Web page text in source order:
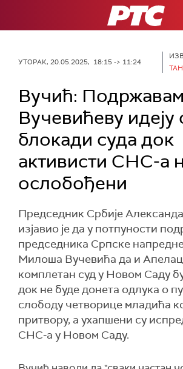
РТС
УТОРАК, 20.05.2025, 18:15 -> 11:24
Вучић: Подржавам
Вучевићеву идеју
блокади суда док
активисти СНС-а
ослобођени
Председник Србије
изјавио је да у потпуности
председника Српске
Милоша Вучевића да и
комплетан суд у Новом Саду
док не буде донета одлука о
слободу четворице младића
притвору, а ухапшени су
СНС-а у Новом Саду.